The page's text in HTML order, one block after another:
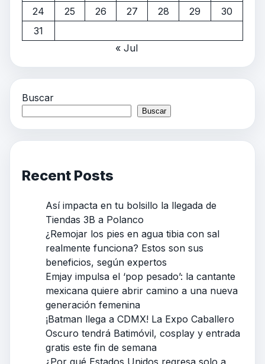
24
25 26 27 28 29
30
31
« Jul
Buscar
Buscar
Recent Posts
Así impacta en tu bolsillo la llegada de
Tiendas 3B a Polanco
¿Remojar los pies en agua tibia con sal
realmente funciona? Estos son sus
beneficios, según expertos
Emjay impulsa el ‘pop pesado’: la cantante
mexicana quiere abrir camino a una nueva
generación femenina
¡Batman llega a CDMX! La Expo Caballero
Oscuro tendrá Batimóvil, cosplay y entrada
gratis este fin de semana
¿Por qué Estados Unidos regresa solo a